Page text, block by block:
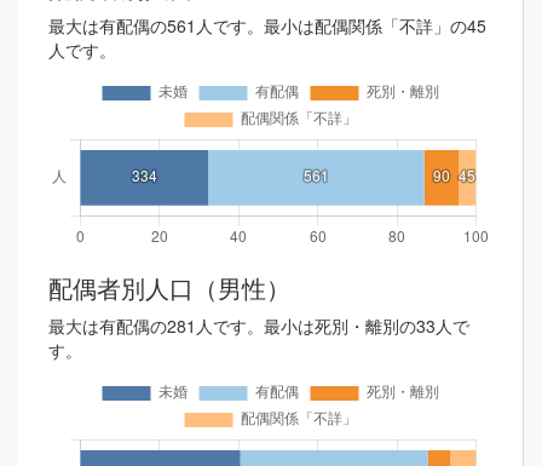
最大は有配偶の561人です。最小は配偶関係「不詳」の45
人です。
配偶者別人口（男性）
最大は有配偶の281人です。最小は死別・離別の33人で
す。